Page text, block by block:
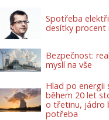
Spotřeba
desítky procent
Bezpečnost:
myslí na vše
Hlad po energii
během 20 let
o třetinu, jádro
potřeba